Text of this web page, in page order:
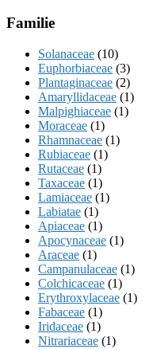
Familie
Solanaceae (10)
Euphorbiaceae (3)
Plantaginaceae (2)
Amaryllidaceae (1)
Malpighiaceae (1)
Moraceae (1)
Rhamnaceae (1)
Rubiaceae (1)
Rutaceae (1)
Taxaceae (1)
Lamiaceae (1)
Labiatae (1)
Apiaceae (1)
Apocynaceae (1)
Araceae (1)
Campanulaceae (1)
Colchicaceae (1)
Erythroxylaceae (1)
Fabaceae (1)
Iridaceae (1)
Nitrariaceae (1)